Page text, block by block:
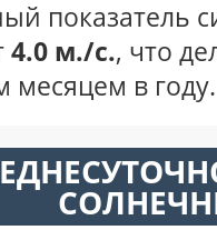
показатель
4.0 м./с., что
месяцем в году.